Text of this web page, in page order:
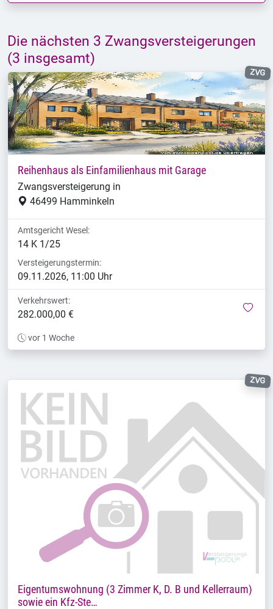
Die nächsten 3 Zwangsversteigerungen
(3 insgesamt)
ZVG
Reihenhaus als Einfamilienhaus mit Garage
Zwangsversteigerung in
46499 Hamminkeln
Amtsgericht Wesel:
14 K 1/25
Versteigerungstermin:
09.11.2026, 11:00 Uhr
Verkehrswert:
282.000,00 €
vor 1 Woche
ZVG
Eigentumswohnung (3 Zimmer K, D. B und Kellerraum)
sowie ein Kfz-Ste…